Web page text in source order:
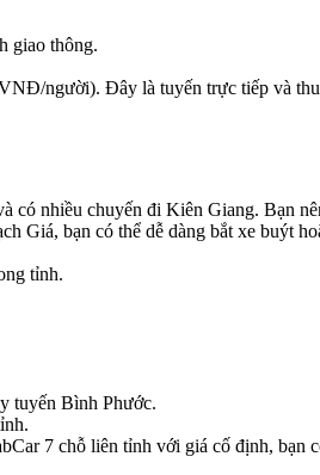
giao thông.
người). Đây là tuyến trực tiếp và
có nhiều chuyến đi Kiên Giang. Bạn
Giá, bạn có thể dễ dàng bắt xe buýt
tỉnh.
tuyến Bình Phước.
7 chỗ liên tỉnh với giá cố định, bạn